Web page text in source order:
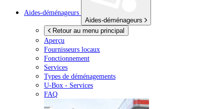
Aides-déménageurs
Aides-déménageurs
Retour au menu principal
Aperçu
Fournisseurs locaux
Fonctionnement
Services
Types de déménagements
U-Box - Services
FAQ